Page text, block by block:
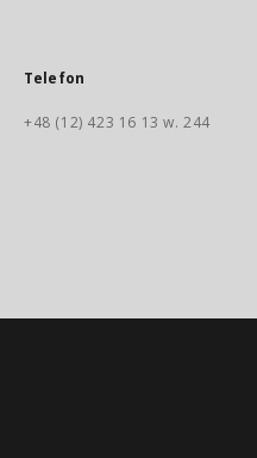
Telefon
+48 (12) 423 16 13 w. 244